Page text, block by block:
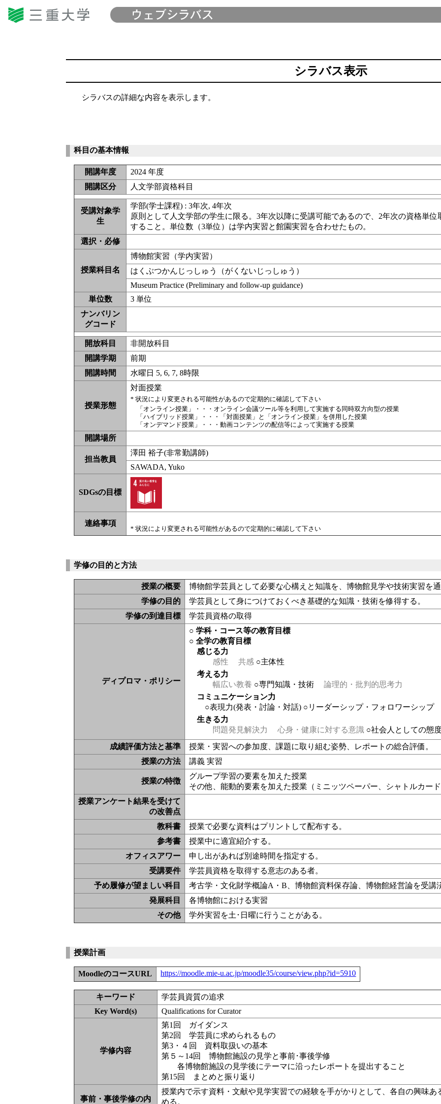
シラバス表示
シラバスの詳細な内容を表示します。
科目の基本情報
開講年度
2024 年度
開講区分
人文学部資格科目
受講対象学
生
学部(学士課程) : 3年次, 4年次
原則として人文学部の学生に限る。3年次以降に受講可能であるので、2年次の資格単
すること。単位数（3単位）は学内実習と館園実習を合わせたもの。
選択・必修
授業科目名
博物館実習（学内実習）
はくぶつかんじっしゅう（がくないじっしゅう）
Museum Practice (Preliminary and follow-up guidance)
単位数
3 単位
ナンバリン
グコード
開放科目
非開放科目
開講学期
前期
開講時間
水曜日 5, 6, 7, 8時限
授業形態
対面授業
* 状況により変更される可能性があるので定期的に確認して下さい
「オンライン授業」・・・オンライン会議ツール等を利用して実施する同時双方向型の授業
「ハイブリッド授業」・・・「対面授業」と「オンライン授業」を併用した授業
「オンデマンド授業」・・・動画コンテンツの配信等によって実施する授業
開講場所
担当教員
澤田 裕子(非常勤講師)
SAWADA, Yuko
SDGsの目標
連絡事項
* 状況により変更される可能性があるので定期的に確認して下さい
学修の目的と方法
授業の概要
博物館学芸員として必要な心構えと知識を、博物館見学や技術実習を通
学修の目的
学芸員として身につけておくべき基礎的な知識・技術を修得する。
学修の到達目標
学芸員資格の取得
ディプロマ・ポリシー
○ 学科・コース等の教育目標
○ 全学の教育目標
感じる力
感性
共感 ○主体性
考える力
幅広い教養 ○専門知識・技術
論理的・批判的思考力
コミュニケーション力
○表現力(発表・討論・対話) ○リーダーシップ・フォロワーシップ
生きる力
問題発見解決力
心身・健康に対する意識 ○社会人としての態
成績評価方法と基準
授業・実習への参加度、課題に取り組む姿勢、レポートの総合評価。
授業の方法
講義 実習
授業の特徴
グループ学習の要素を加えた授業
その他、能動的要素を加えた授業（ ミニッツペーパー、シャトルカード
授業アンケート結果を受けて
の改善点
教科書
授業で必要な資料はプリントして配布する。
参考書
授業中に適宜紹介する。
オフィスアワー
申し出があれば別途時間を指定する。
受講要件
学芸員資格を取得する意志のある者。
予め履修が望ましい科目
考古学・文化財学概論A・B、博物館資料保存論、博物館経営論を受講
発展科目
各博物館における実習
その他
学外実習を土･日曜に行うことがある。
授業計画
MoodleのコースURL https://moodle.mie-u.ac.jp/moodle35/course/view.php?id=5910
キーワード
学芸員資質の追求
Key Word(s)
Qualifications for Curator
学修内容
第1回 ガイダンス
第2回 学芸員に求められるもの
第3・４回 資料取扱いの基本
第５～14回 博物館施設の見学と事前･事後学修
各博物館施設の見学後にテーマに沿ったレポートを提出すること
第15回 まとめと振り返り
事前・事後学修の内
授業内で示す資料・文献や見学実習での経験を手がかりとして、各自の興味
める。